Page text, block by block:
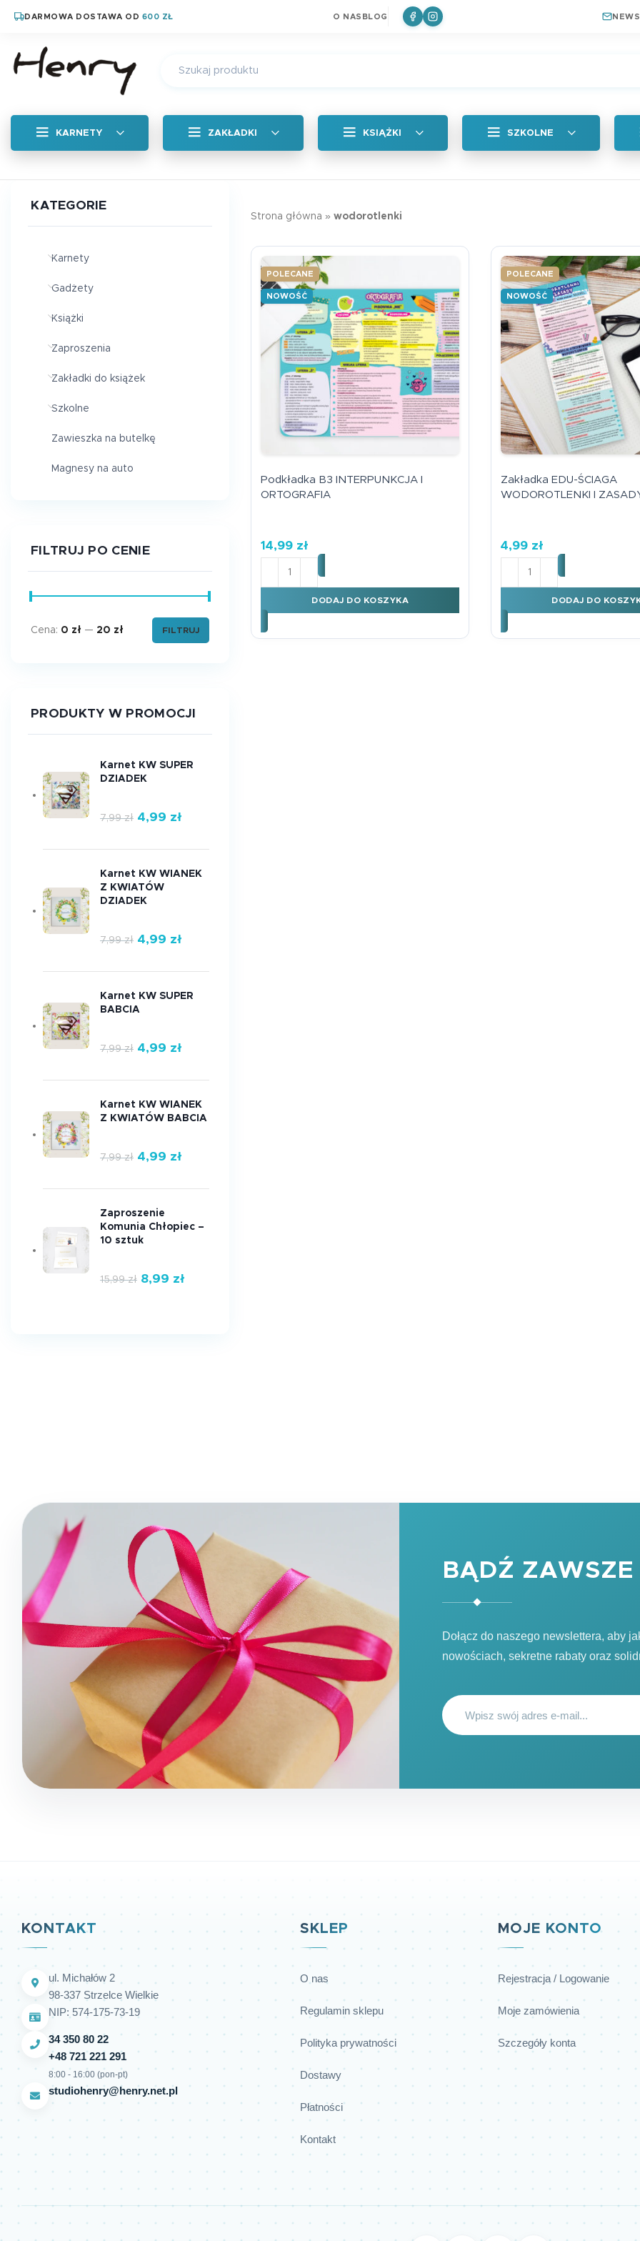
DARMOWA DOSTAWA OD 600 ZŁ O NAS BLOG
KARNETY ZAKŁADKI
Zakładka zapachowa
Magnetyczne zakładki do książek
Zakładka tradycyjna
6,99zł
Edukacyjna
magnetyczna
mnożenia żyrafa
7,99zł
Edukacyjna
magnetyczna
mnożenia
7,99 zł
KSIĄŻKI SZKOLNE
Plan lekcji
Zakładki Edukacyjne
Plan lekcji lep
Plansze A4
Karty EDU
Harmonijki
Podkładki na biurko
Książki edukacyjne
Dyplomy
KATEGORIE
Karnety
Gadżety
Książki
Zaproszenia
Zakładki do książek
Szkolne
Zawieszka na butelkę
Magnesy na auto
FILTRUJ PO CENIE
Cena min.
Cena maks. FILTRUJ
Cena: 0 zł — 20 zł
PRODUKTY W PROMOCJI
Karnet KW SUPER
DZIADEK
7,99zł 4,99 zł
Karnet KW WIANEK
Z KWIATÓW
DZIADEK
7,99zł 4,99 zł
Karnet KW SUPER
BABCIA
7,99zł 4,99 zł
Karnet KW WIANEK
Z KWIATÓW BABCIA
7,99zł 4,99 zł
Zaproszenie
Komunia Chłopiec –
10 sztuk
15,99zł 8,99 zł
Strona główna » wodorotlenki
POLECANE
NOWOŚĆ
Podkładka B3 INTERPUNKCJA I
ORTOGRAFIA
14,99 zł
ilość Podkładka B3 INTERPUNKCJA I ORTOGRAFIA
DODAJ DO KOSZYKA
POLECANE
NOWOŚĆ
Zakładka EDU-ŚCIAGA
WODOROTLENKI I
4,99 zł
ilość Zakładka EDU-
DODAJ DO
BĄDŹ
Dołącz do naszego newslettera, aby
nowościach, sekretne rabaty oraz
KONTAKT
ul. Michałów 2
98-337 Strzelce Wielkie
NIP: 574-175-73-19
34 350 80 22
+48 721 221 291
8:00 - 16:00 (pon-pt)
studiohenry@henry.net.pl
SKLEP
O nas
Regulamin sklepu
Polityka prywatności
Dostawy
Płatności
Kontakt
MOJE KONTO
Rejestracja / Logowanie
Moje zamówienia
Szczegóły konta